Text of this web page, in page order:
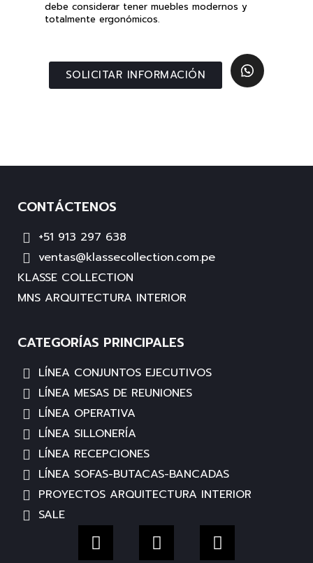
debe considerar tener muebles modernos y
totalmente ergonómicos.
SOLICITAR INFORMACIÓN
CONTÁCTENOS
+51 913 297 638
ventas@klassecollection.com.pe
KLASSE COLLECTION
MNS ARQUITECTURA INTERIOR
CATEGORÍAS PRINCIPALES
LÍNEA CONJUNTOS EJECUTIVOS
LÍNEA MESAS DE REUNIONES
LÍNEA OPERATIVA
LÍNEA SILLONERÍA
LÍNEA RECEPCIONES
LÍNEA SOFAS-BUTACAS-BANCADAS
PROYECTOS ARQUITECTURA INTERIOR
SALE